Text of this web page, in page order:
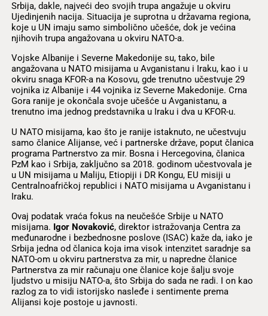
Srbija, dakle, najveći deo svojih trupa angažuje u okviru
Ujedinjenih nacija. Situacija je suprotna u državama regiona,
koje u UN imaju samo simbolično učešće, dok je većina
njihovih trupa angažovana u okviru NATO-a.
Vojske Albanije i Severne Makedonije su, tako, bile
angažovana u NATO misijama u Avganistanu i Iraku, kao i u
okviru snaga KFOR-a na Kosovu, gde trenutno učestvuje 29
vojnika iz Albanije i 44 vojnika iz Severne Makedonije. Crna
Gora ranije je okončala svoje učešće u Avganistanu, a
trenutno ima jednog predstavnika u Iraku i dva u KFOR-u.
U NATO misijama, kao što je ranije istaknuto, ne učestvuju
samo članice Alijanse, već i partnerske države, poput članica
programa Partnerstvo za mir. Bosna i Hercegovina, članica
PzM kao i Srbija, zaključno sa 2018. godinom učestvovala je
u UN misijama u Maliju, Etiopiji i DR Kongu, EU misiji u
Centralnoafričkoj republici i NATO misijama u Avganistanu i
Iraku.
Ovaj podatak vraća fokus na neučešće Srbije u NATO
misijama. Igor Novaković, direktor istražovanja Centra za
međunarodne i bezbednosne poslove (ISAC) kaže da, iako je
Srbija jedna od članica koja ima visok intenzitet saradnje sa
NATO-om u okviru partnerstva za mir, u napredne članice
Partnerstva za mir računaju one članice koje šalju svoje
ljudstvo u misiju NATO-a, što Srbija do sada ne radi. I on kao
razlog za to vidi istorijsko nasleđe i sentimente prema
Alijansi koje postoje u javnosti.